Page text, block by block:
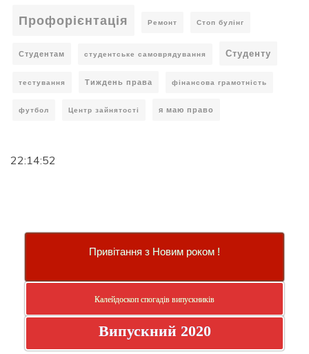
Профорієнтація Ремонт Стоп булінг
Студентам студентське самоврядування Студенту
тестування Тиждень права фінансова грамотність
футбол Центр зайнятості я маю право
22:14:53
Привітання з Новим роком !
Калейдоскоп спогадів випускників
Випускний 2020